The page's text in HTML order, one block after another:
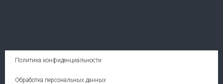
Политика конфиденциальности
Обработка персональных данных